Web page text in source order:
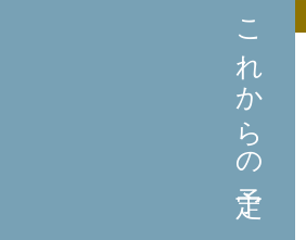
これからの予定